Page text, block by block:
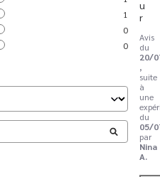
1
0
0
u
r
Avis
du
20/
,
suite
à
une
du
05/
par
Nina
A.